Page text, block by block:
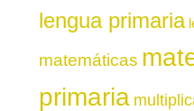
lengua primaria
matemáticas
primaria